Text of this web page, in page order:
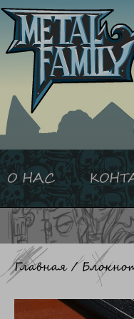
Перейти
содержимому
О НАС
Главная/